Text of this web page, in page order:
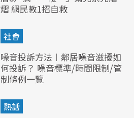
熠 網民教1招自救
社會
噪音投訴方法︱鄰居噪音滋擾如
何投訴？ 噪音標準/時間限制/管
制條例一覽
熱話